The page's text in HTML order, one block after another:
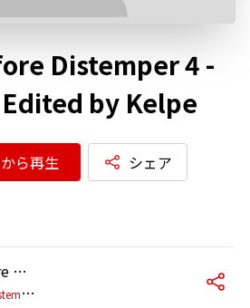
Distemper 4 -
by Kelpe
ら再生 シェア
Death Before Distemper 4 - Mixed & Edited by Kelpe
D
eath Before Distemper 4 - Mixed & Edited by Kelpe